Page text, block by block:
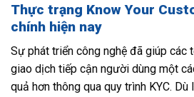
Thực trạng Know Your
chính hiện nay
Sự phát triển công nghệ đã giúp các
giao dịch tiếp cận người dùng một
quả hơn thông qua quy trình KYC.